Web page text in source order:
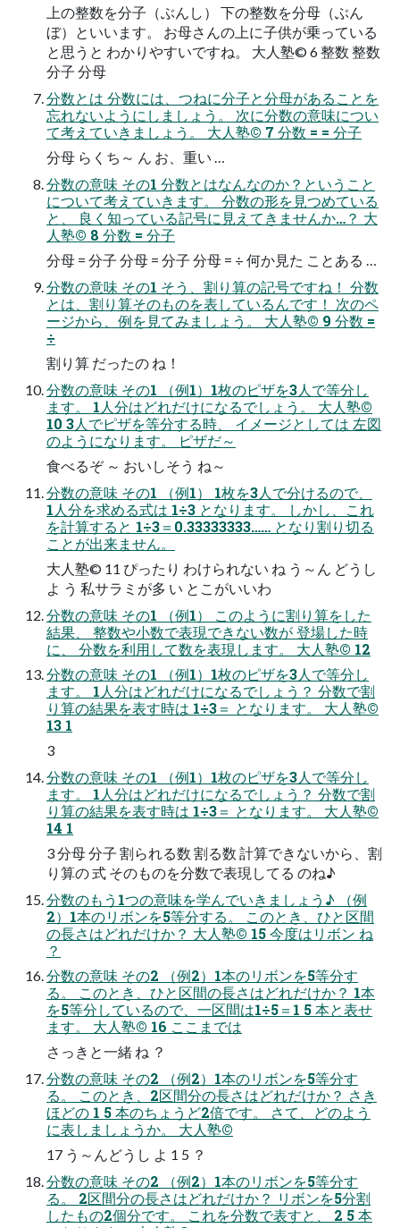
上の整数を分子（ぶんし） 下の整数を分母（ぶん
ぼ）といいます。 お母さんの上に子供が乗っている
と思うと わかりやすいですね。 大人塾© 6 整数 整数
分子 分母
分数とは 分数には、つねに分子と分母があることを
忘れないようにしましょう。 次に分数の意味につい
て考えていきましょう。 大人塾© 7 分数 = = 分子
分母 らくち～ ん お、重い …
分数の意味 その1 分数とはなんなのか？ということ
について考えていきます。 分数の形を見つめている
と、 良く知っている記号に見えてきませんか…？ 大
人塾© 8 分数 = 分子
分母 = 分子 分母 = 分子 分母 = ÷ 何か見た ことある …
分数の意味 その1 そう、割り算の記号ですね！ 分数
とは、割り算そのものを表しているんです！ 次のペ
ージから、例を見てみましょう。 大人塾© 9 分数 =
÷
割り算 だったの ね！
分数の意味 その1 （例1）1枚のピザを3人で等分し
ます。 1人分はどれだけになるでしょう。 大人塾©
10 3人でピザを等分する時、 イメージとしては 左図
のようになります。 ピザだ～
食べるぞ ～ おいしそう ね～
分数の意味 その1 （例1） 1枚を3人で分けるので、
1人分を求める式は 1÷3 となります。 しかし、これ
を計算すると 1÷3＝0.33333333…… となり割り切る
ことが出来ません。
大人塾© 11 ぴったり わけられない ね う～ん どうし
よ う 私サラミが多 い とこがいいわ
分数の意味 その1 （例1） このように割り算をした
結果、 整数や小数で表現できない数が 登場した時
に、 分数を利用して数を表現します。 大人塾© 12
分数の意味 その1 （例1）1枚のピザを3人で等分し
ます。 1人分はどれだけになるでしょう？ 分数で割
り算の結果を表す時は 1÷3＝ となります。 大人塾©
13 1
3
分数の意味 その1 （例1）1枚のピザを3人で等分し
ます。 1人分はどれだけになるでしょう？ 分数で割
り算の結果を表す時は 1÷3＝ となります。 大人塾©
14 1
3 分母 分子 割られる数 割る数 計算できないから、割
り算の 式 そのものを分数で表現してる のね♪
分数のもう1つの意味を学んでいきましょう♪ （例
2）1本のリボンを5等分する。 このとき、ひと区間
の長さはどれだけか？ 大人塾© 15 今度はリボン ね
？
分数の意味 その2 （例2）1本のリボンを5等分す
る。 このとき、ひと区間の長さはどれだけか？ 1本
を5等分しているので、一区間は1÷5＝1 5 本と表せ
ます。 大人塾© 16 ここまでは
さっきと一緒 ね ？
分数の意味 その2 （例2）1本のリボンを5等分す
る。 このとき、2区間分の長さはどれだけか？ さき
ほどの 1 5 本のちょうど2倍です。 さて、どのよう
に表しましょうか。 大人塾©
17 う～んどうし よ 1 5 ？
分数の意味 その2 （例2）1本のリボンを5等分す
る。 2区間分の長さはどれだけか？ リボンを5分割
したもの2個分です。 これを分数で表すと、 2 5 本